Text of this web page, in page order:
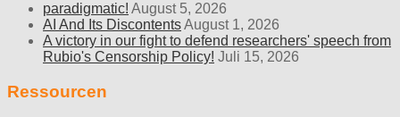
paradigmatic! August 5, 2026
AI And Its DiscontentsAugust 1, 2026
A victory in our fight to defend researchers' speech from
Rubio's Censorship Policy! Juli 15, 2026
Ressourcen